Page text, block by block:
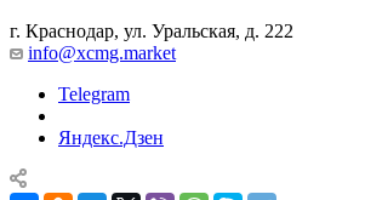
г. Краснодар, ул. Уральская, д. 222
info@xcmg.market
Telegram
Яндекс.Дзен